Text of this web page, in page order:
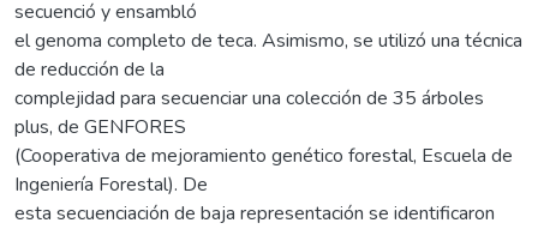
secuenció y ensambló
el genoma completo de teca. Asimismo, se utilizó una técnica
de reducción de la
complejidad para secuenciar una colección de 35 árboles
plus, de GENFORES
(Cooperativa de mejoramiento genético forestal, Escuela de
Ingeniería Forestal). De
esta secuenciación de baja representación se identificaron